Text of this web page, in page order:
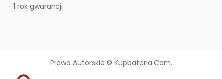
- 1 rok gwarancji
Prawo Autorskie © Kupbateria.com.